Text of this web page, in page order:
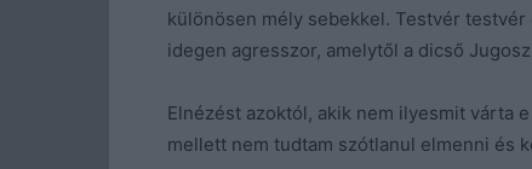
különösen mély sebekkel. Testvér
idegen agresszor, amelytől a dicső
Elnézést azoktól, akik nem ilyesmit várta
mellett nem tudtam szótlanul elmenni és